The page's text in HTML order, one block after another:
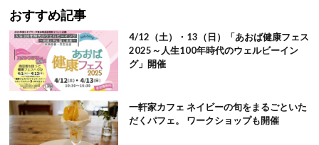
おすすめ記事
4/12（土）・13（日）「あおば健康フェス
2025～人生100年時代のウェルビーイン
グ」開催
一軒家カフェ ネイビーの旬をまるごといた
だくパフェ。 ワークショップも開催